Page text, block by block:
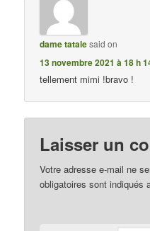
dame tatalesaid on
13 novembre 2021 à 18 h
tellement mimi !bravo !
Laisser un
Votre adresse e-mail ne
obligatoires sont indiqués